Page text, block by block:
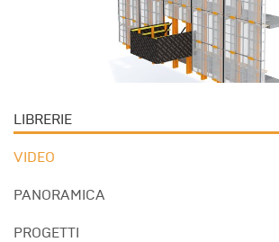
LIBRERIE
VIDEO
PANORAMICA
PROGETTI